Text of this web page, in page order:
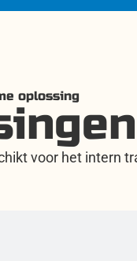
oplossing
voor het intern